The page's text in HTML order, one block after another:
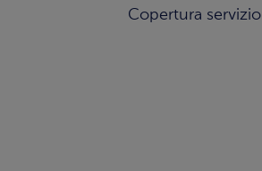
Copertura servizio